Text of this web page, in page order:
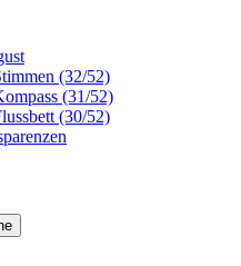
(32/52)
(31/52)
(30/52)